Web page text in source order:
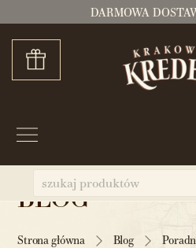
DARMOWA
BLOG
Strona główna Blog